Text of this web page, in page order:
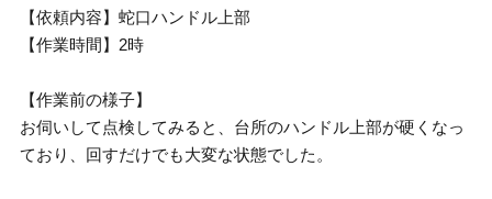
【依頼内容】蛇口ハンドル上部
【作業時間】2時
【作業前の様子】
お伺いして点検してみると、台所のハンドル上部が硬くなっ
ており、回すだけでも大変な状態でした。